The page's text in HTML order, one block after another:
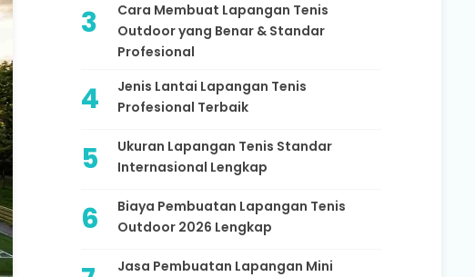
Cara Membuat Lapangan Tenis
Outdoor yang Benar & Standar
Profesional
Jenis Lantai Lapangan Tenis
Profesional Terbaik
Ukuran Lapangan Tenis Standar
Internasional Lengkap
Biaya Pembuatan Lapangan Tenis
Outdoor 2026 Lengkap
Jasa Pembuatan Lapangan Mini